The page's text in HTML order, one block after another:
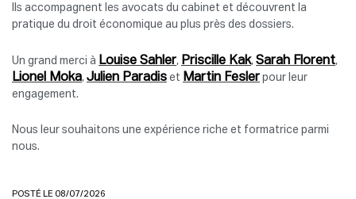
Ils accompagnent les avocats du cabinet et découvrent la
pratique du droit économique au plus près des dossiers.
Un grand merci à Louise Sahler, Priscille Kak, Sarah Florent,
Lionel Moka, Julien Paradis et Martin Fesler pour leur
engagement.
Nous leur souhaitons une expérience riche et formatrice parmi
nous.
POSTÉ LE 08/07/2026